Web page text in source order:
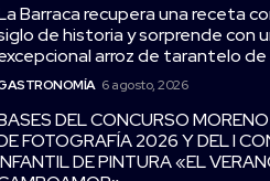
Barraca recupera una receta
de historia y sorprende con
arroz de tarantelo
6 agosto, 2026
DEL CONCURSO
FOTOGRAFÍA 2026 Y DEL I
DE PINTURA «EL